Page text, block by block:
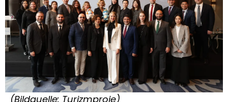
(Bildquelle: Turizmproje)